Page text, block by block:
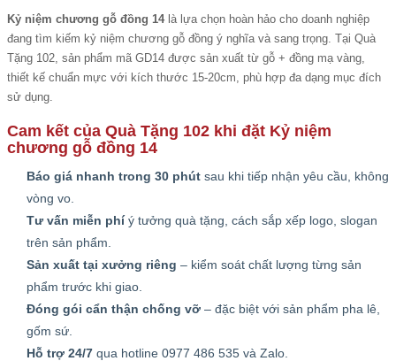
Kỷ niệm chương gỗ đồng 14là lựa chọn hoàn hảo cho doanh nghiệp
đang tìm kiếm kỷ niệm chương gỗ đồng ý nghĩa và sang trọng. Tại Quà
Tặng 102, sản phẩm mã GD14 được sản xuất từ gỗ + đồng mạ vàng,
thiết kế chuẩn mực với kích thước 15-20cm, phù hợp đa dạng mục đích
sử dụng.
Cam kết của Quà Tặng 102 khi đặt Kỷ niệm
chương gỗ đồng 14
Báo giá nhanh trong 30 phút sau khi tiếp nhận yêu cầu, không
vòng vo.
Tư vấn miễn phíý tưởng quà tặng, cách sắp xếp logo, slogan
trên sản phẩm.
Sản xuất tại xưởng riêng – kiểm soát chất lượng từng sản
phẩm trước khi giao.
Đóng gói cẩn thận chống vỡ – đặc biệt với sản phẩm pha lê,
gốm sứ.
Hỗ trợ 24/7 qua hotline 0977 486 535 và Zalo.